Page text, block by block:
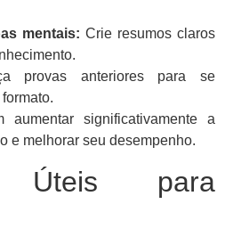
mentais: Crie resumos claros
provas anteriores para se
aumentar significativamente a
e melhorar seu desempenho.
Úteis para